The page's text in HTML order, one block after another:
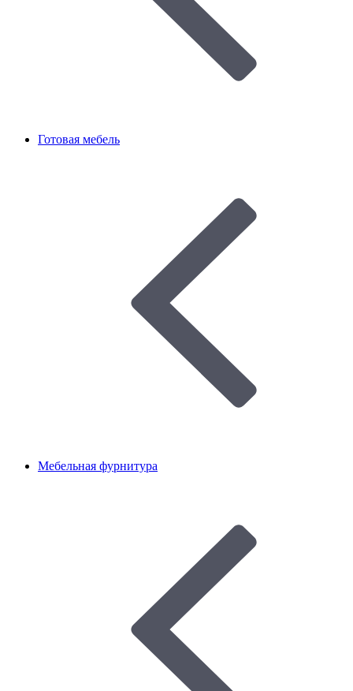
Готовая мебель
Мебельная фурнитура